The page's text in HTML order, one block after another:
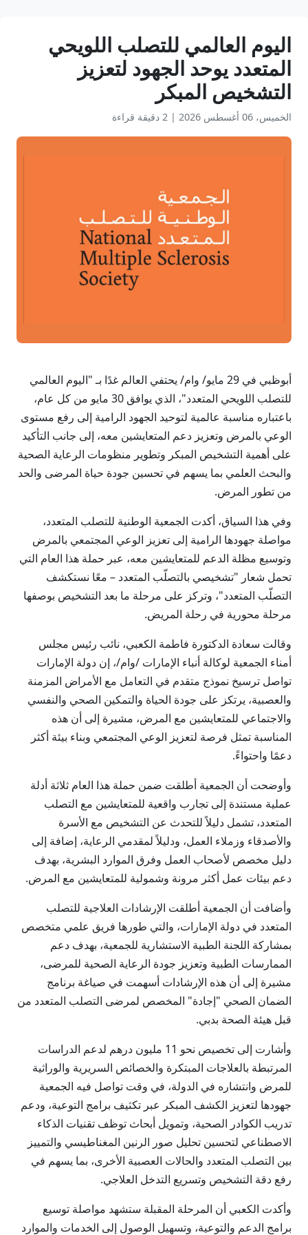
اليوم العالمي للتصلب اللويحي
المتعدد يوحد الجهود لتعزيز
التشخيص المبكر
الخميس، 06 أغسطس 2026 | 2 دقيقة قراءة
أبوظبي في 29 مايو/ وام/ يحتفي العالم غدًا بـ "اليوم العالمي
للتصلب اللويحي المتعدد"، الذي يوافق 30 مايو من كل عام،
باعتباره مناسبة عالمية لتوحيد الجهود الرامية إلى رفع مستوى
الوعي بالمرض وتعزيز دعم المتعايشين معه، إلى جانب التأكيد
على أهمية التشخيص المبكر وتطوير منظومات الرعاية الصحية
والبحث العلمي بما يسهم في تحسين جودة حياة المرضى والحد
من تطور المرض.
وفي هذا السياق، أكدت الجمعية الوطنية للتصلب المتعدد،
مواصلة جهودها الرامية إلى تعزيز الوعي المجتمعي بالمرض
وتوسيع مظلة الدعم للمتعايشين معه، عبر حملة هذا العام التي
تحمل شعار "تشخيصي بالتصلّب المتعدد – معًا نستكشف
التصلّب المتعدد"، وتركز على مرحلة ما بعد التشخيص بوصفها
مرحلة محورية في رحلة المريض.
وقالت سعادة الدكتورة فاطمة الكعبي، نائب رئيس مجلس
أمناء الجمعية لوكالة أنباء الإمارات /وام/، إن دولة الإمارات
تواصل ترسيخ نموذج متقدم في التعامل مع الأمراض المزمنة
والعصبية، يرتكز على جودة الحياة والتمكين الصحي والنفسي
والاجتماعي للمتعايشين مع المرض، مشيرة إلى أن هذه
المناسبة تمثل فرصة لتعزيز الوعي المجتمعي وبناء بيئة أكثر
دعمًا واحتواءً.
وأوضحت أن الجمعية أطلقت ضمن حملة هذا العام ثلاثة أدلة
عملية مستندة إلى تجارب واقعية للمتعايشين مع التصلب
المتعدد، تشمل دليلاً للتحدث عن التشخيص مع الأسرة
والأصدقاء وزملاء العمل، ودليلاً لمقدمي الرعاية، إضافة إلى
دليل مخصص لأصحاب العمل وفرق الموارد البشرية، بهدف
دعم بيئات عمل أكثر مرونة وشمولية للمتعايشين مع المرض.
وأضافت أن الجمعية أطلقت الإرشادات العلاجية للتصلب
المتعدد في دولة الإمارات، والتي طورها فريق علمي متخصص
بمشاركة اللجنة الطبية الاستشارية للجمعية، بهدف دعم
الممارسات الطبية وتعزيز جودة الرعاية الصحية للمرضى،
مشيرة إلى أن هذه الإرشادات أسهمت في صياغة برنامج
الضمان الصحي "إجادة" المخصص لمرضى التصلب المتعدد من
قبل هيئة الصحة بدبي.
وأشارت إلى تخصيص نحو 11 مليون درهم لدعم الدراسات
المرتبطة بالعلاجات المبتكرة والخصائص السريرية والوراثية
للمرض وانتشاره في الدولة، في وقت تواصل فيه الجمعية
جهودها لتعزيز الكشف المبكر عبر تكثيف برامج التوعية، ودعم
تدريب الكوادر الصحية، وتمويل أبحاث توظف تقنيات الذكاء
الاصطناعي لتحسين تحليل صور الرنين المغناطيسي والتمييز
بين التصلب المتعدد والحالات العصبية الأخرى، بما يسهم في
رفع دقة التشخيص وتسريع التدخل العلاجي.
وأكدت الكعبي أن المرحلة المقبلة ستشهد مواصلة توسيع
برامج الدعم والتوعية، وتسهيل الوصول إلى الخدمات والموارد